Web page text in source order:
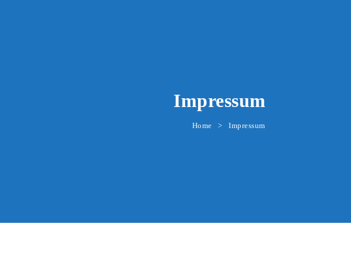
Impressum
Home Impressum